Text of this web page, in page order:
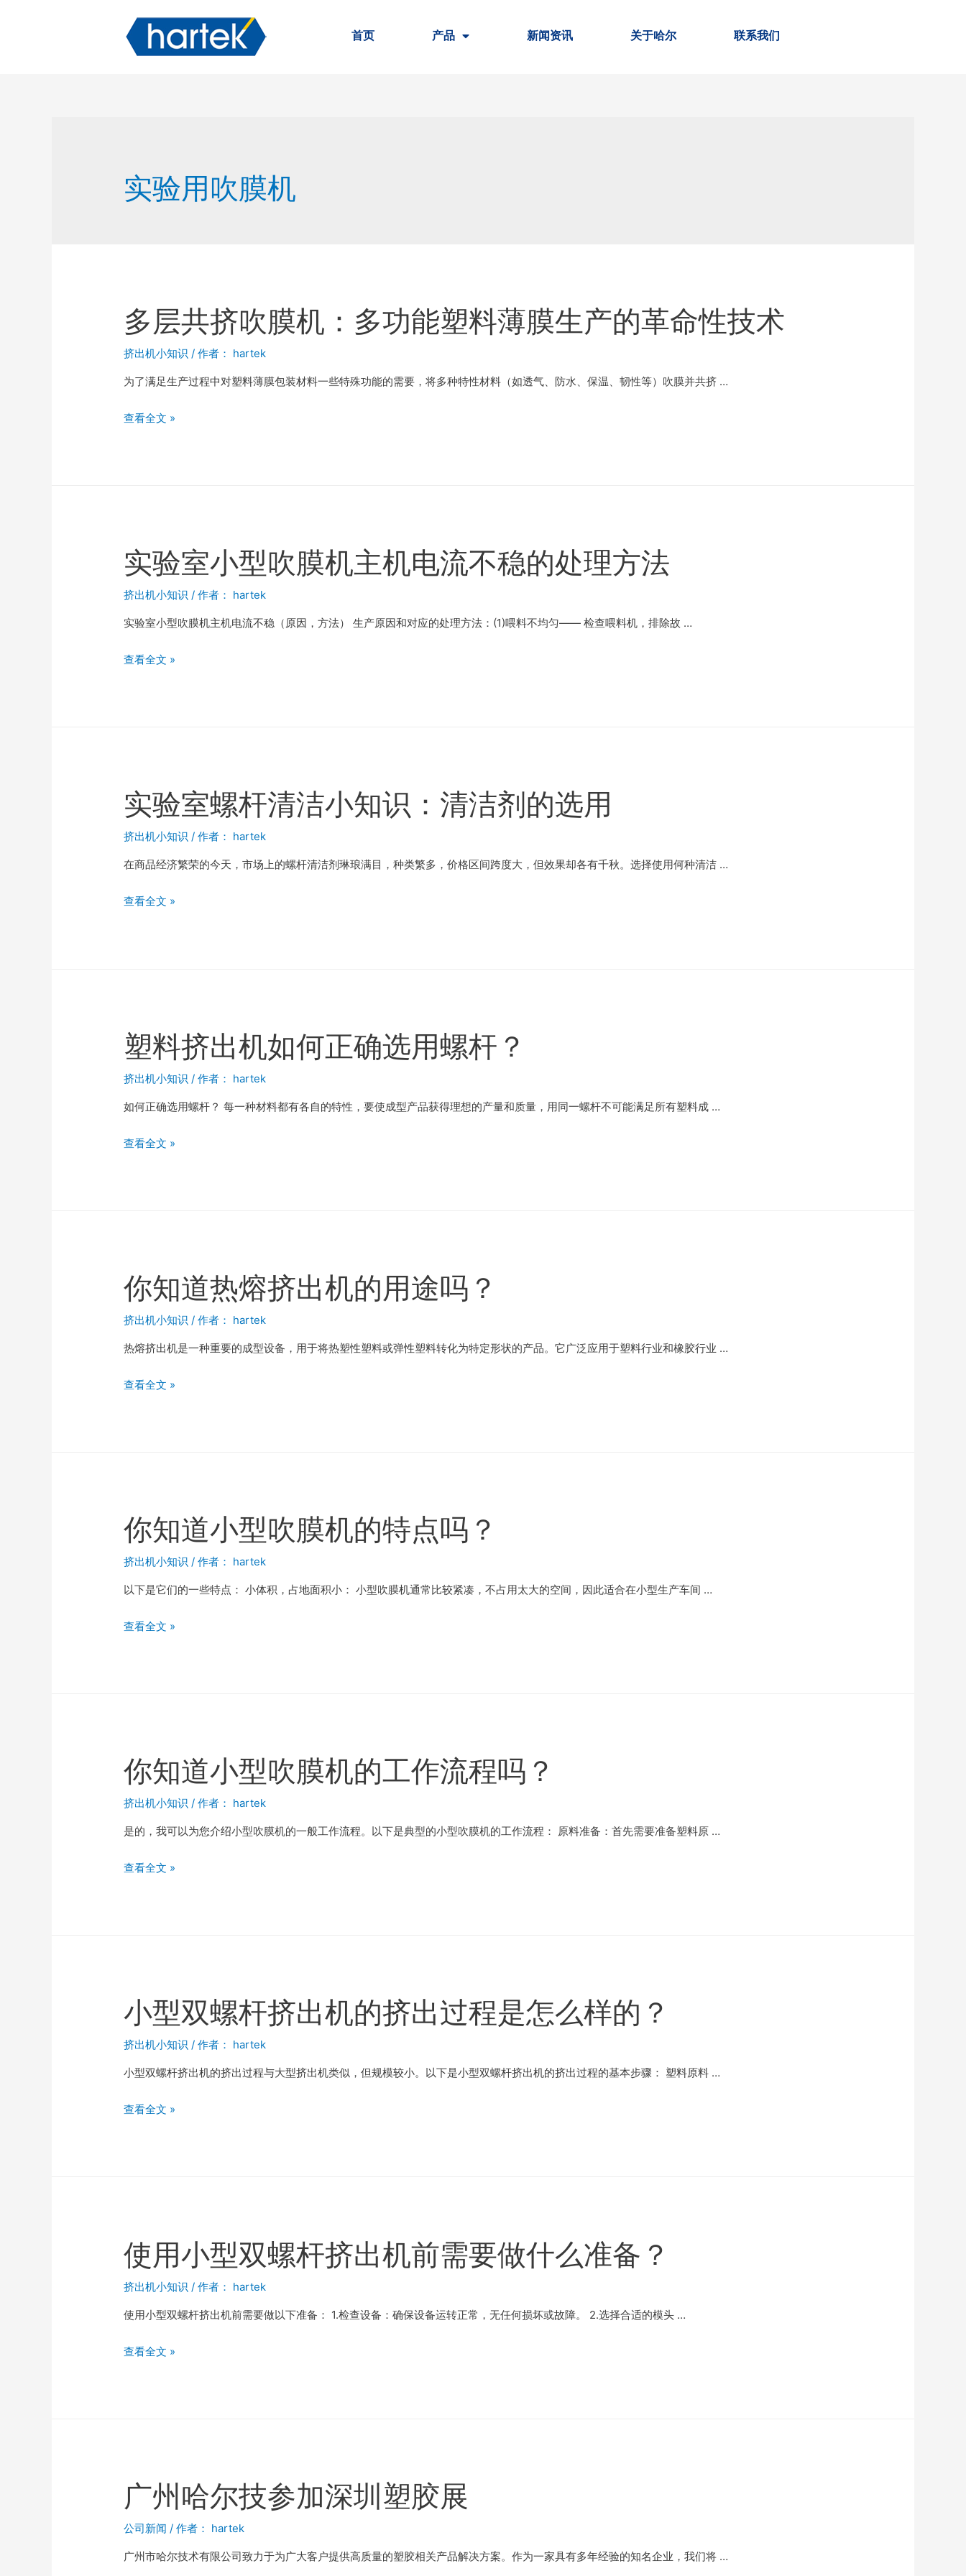
首页 产品 新闻资讯 关于哈尔 联系我们
实验用吹膜机
多层共挤吹膜机：多功能塑料薄膜生产的革命性技术
挤出机小知识 / 作者： hartek
为了满足生产过程中对塑料薄膜包装材料一些特殊功能的需要，将多种特性材料（如透气、防水、保温、韧性等）吹膜并共挤 …
查看全文 »
实验室小型吹膜机主机电流不稳的处理方法
挤出机小知识 / 作者： hartek
实验室小型吹膜机主机电流不稳（原因，方法） 生产原因和对应的处理方法：(1)喂料不均匀—— 检查喂料机，排除故 …
查看全文 »
实验室螺杆清洁小知识：清洁剂的选用
挤出机小知识 / 作者： hartek
在商品经济繁荣的今天，市场上的螺杆清洁剂琳琅满目，种类繁多，价格区间跨度大，但效果却各有千秋。选择使用何种清洁 …
查看全文 »
塑料挤出机如何正确选用螺杆？
挤出机小知识 / 作者： hartek
如何正确选用螺杆？ 每一种材料都有各自的特性，要使成型产品获得理想的产量和质量，用同一螺杆不可能满足所有塑料成 …
查看全文 »
你知道热熔挤出机的用途吗？
挤出机小知识 / 作者： hartek
热熔挤出机是一种重要的成型设备，用于将热塑性塑料或弹性塑料转化为特定形状的产品。它广泛应用于塑料行业和橡胶行业 …
查看全文 »
你知道小型吹膜机的特点吗？
挤出机小知识 / 作者： hartek
以下是它们的一些特点： 小体积，占地面积小： 小型吹膜机通常比较紧凑，不占用太大的空间，因此适合在小型生产车间 …
查看全文 »
你知道小型吹膜机的工作流程吗？
挤出机小知识 / 作者： hartek
是的，我可以为您介绍小型吹膜机的一般工作流程。以下是典型的小型吹膜机的工作流程： 原料准备：首先需要准备塑料原 …
查看全文 »
小型双螺杆挤出机的挤出过程是怎么样的？
挤出机小知识 / 作者： hartek
小型双螺杆挤出机的挤出过程与大型挤出机类似，但规模较小。以下是小型双螺杆挤出机的挤出过程的基本步骤： 塑料原料 …
查看全文 »
使用小型双螺杆挤出机前需要做什么准备？
挤出机小知识 / 作者： hartek
使用小型双螺杆挤出机前需要做以下准备： 1.检查设备：确保设备运转正常，无任何损坏或故障。 2.选择合适的模头 …
查看全文 »
广州哈尔技参加深圳塑胶展
公司新闻 / 作者： hartek
广州市哈尔技术有限公司致力于为广大客户提供高质量的塑胶相关产品解决方案。作为一家具有多年经验的知名企业，我们将 …